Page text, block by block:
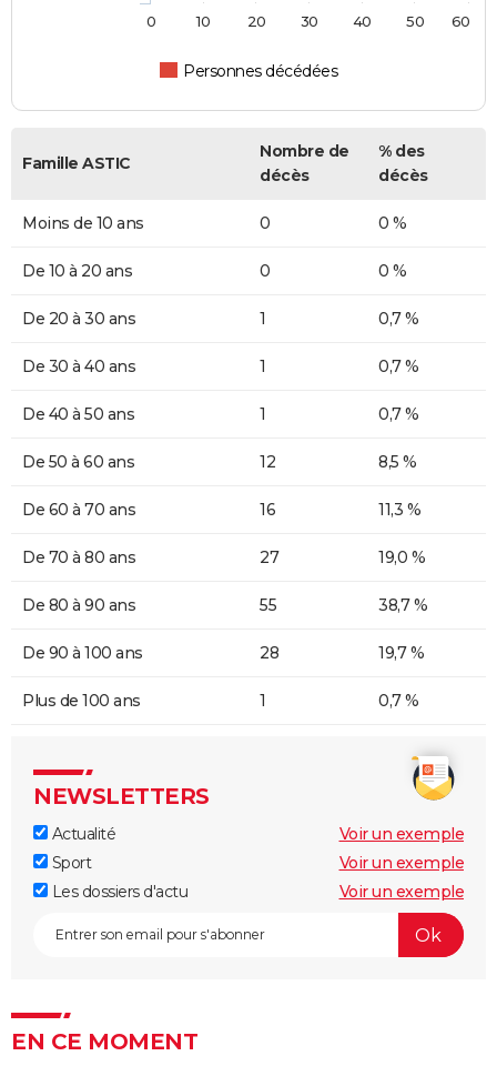
Personnes décédées
0 10 20 30 40 50 60
Famille ASTIC
Nombre de
décès
% des
décès
Moins de 10 ans 0 0 %
De 10 à 20 ans 0 0 %
De 20 à 30 ans 1 0,7 %
De 30 à 40 ans 1 0,7 %
De 40 à 50 ans 1 0,7 %
De 50 à 60 ans 12 8,5 %
De 60 à 70 ans 16 11,3 %
De 70 à 80 ans 27 19,0 %
De 80 à 90 ans 55 38,7 %
De 90 à 100 ans 28 19,7 %
Plus de 100 ans 1 0,7 %
NEWSLETTERS
Actualité
Voir un exemple
Sport
Voir un exemple
Les dossiers d'actu
Voir un exemple
EN CE MOMENT